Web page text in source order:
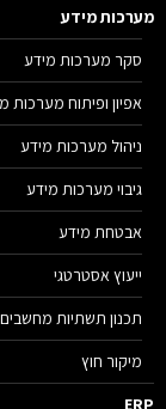
מידע
סקר מערכות מידע
אפיון ופיתוח מערכות מידע
ניהול מערכות מידע
גיבוי מערכות מידע
אבטחת מידע
ייעוץ אסטרטגי
תכנון תשתיות מחשבים
מיקור חוץ